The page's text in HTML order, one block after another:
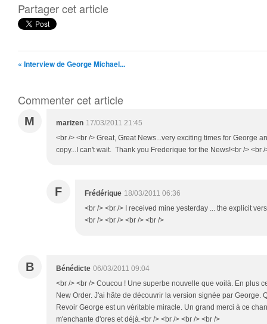
Partager cet article
« Interview de George Michael...
Commenter cet article
M marizen 17/03/2011 21:45
<br /> <br /> Great, Great News...very exciting times for George
copy...I can't wait. Thank you Frederique for the News!<br /> <br /
F Frédérique 18/03/2011 06:36
<br /> <br /> I received mine yesterday ... the explicit
<br /> <br /> <br /> <br />
B Bénédicte 06/03/2011 09:04
<br /> <br /> Coucou ! Une superbe nouvelle que voilà. En plus
New Order. J'ai hâte de découvrir la version signée par George.
Revoir George est un véritable miracle. Un grand merci à ce
m'enchante d'ores et déjà.<br /> <br /> <br /> <br />